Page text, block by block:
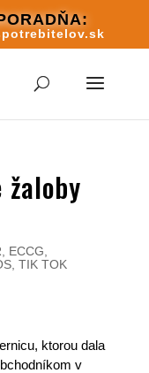
ECCG
, TIK TOK
ktorou dala
v